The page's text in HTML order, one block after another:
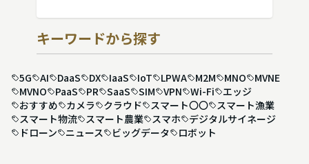
キーワードから探す
5G AI DaaS DX IaaS IoT LPWA M2M MNO
MVNE
MVNO
PaaS PR SaaS SIM VPN Wi-Fi
エッジ
おすすめ
カメラ クラウド スマート〇〇
スマート漁業
スマート物流
スマート農業 スマホ
デジタルサイネージ
ドローン
ニュース ビッグデータ ロボット